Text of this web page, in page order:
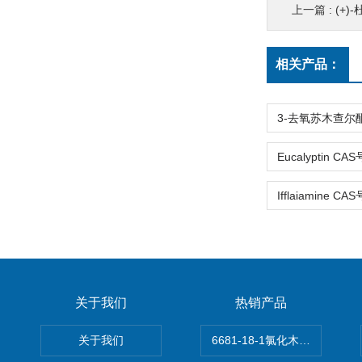
上一篇 : (+)-
相关产品：
关于我们
关于我们
热销产品
6681-18-1氯化木兰花碱